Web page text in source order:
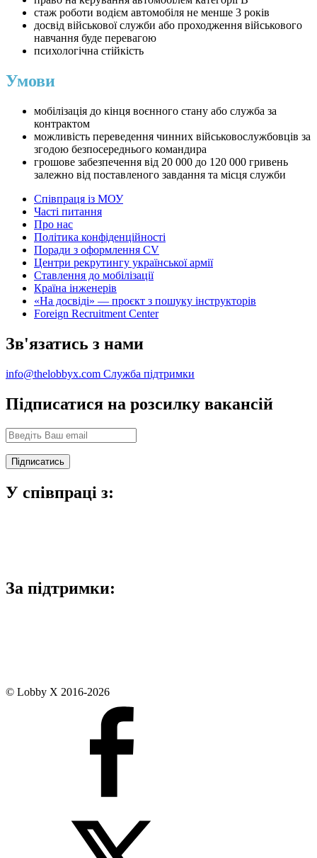
стаж роботи водієм автомобіля не менше 3 років
досвід військової служби або проходження військового
навчання буде перевагою
психологічна стійкість
Умови
мобілізація до кінця воєнного стану або служба за
контрактом
можливість переведення чинних військовослужбовців за
згодою безпосереднього командира
грошове забезпечення від 20 000 до 120 000 гривень
залежно від поставленого завдання та місця служби
Співпраця із МОУ
Часті питання
Про нас
Політика конфіденційності
Поради з оформлення CV
Центри рекрутингу української армії
Ставлення до мобілізації
Країна інженерів
«На досвіді» — проєкт з пошуку інструкторів
Foreign Recruitment Center
Зв'язатись з нами
info@thelobbyx.com Служба підтримки
Підписатися на розсилку вакансій
У співпраці з:
За підтримки:
© Lobby X 2016-2026